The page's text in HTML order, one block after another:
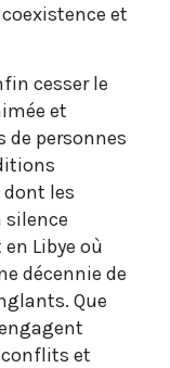
et
cesser le
et
de personnes
dont les
silence
Libye où
décennie de
Que
et